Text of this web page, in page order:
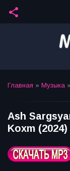
share
Главная » Музыка »
Ash
Koxm (2024)